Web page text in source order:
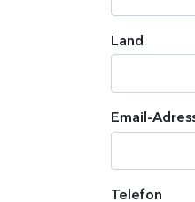
Land
Email-
Telefon